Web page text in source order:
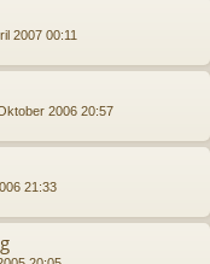
2007 00:11
2006 20:57
21:33